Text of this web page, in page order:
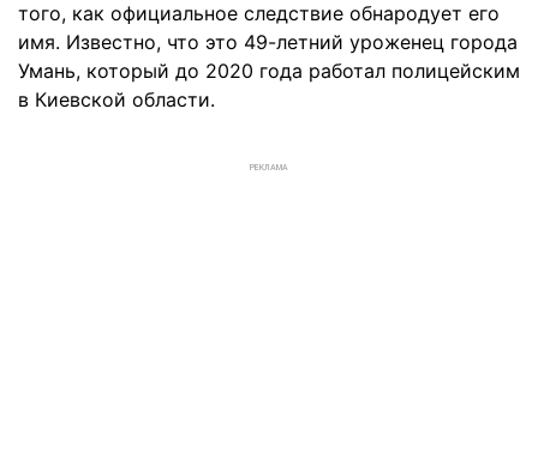
того, как официальное следствие обнародует его
имя. Известно, что это 49-летний уроженец города
Умань, который до 2020 года работал полицейским
в Киевской области.
РЕКЛАМА